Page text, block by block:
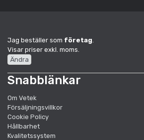
Jag beställer som företag
Visar priser exkl. moms.
Ändra
Snabblänkar
Om Vetek
Försäljningsvillkor
Cookie Policy
Hållbarhet
Kvalitetssystem